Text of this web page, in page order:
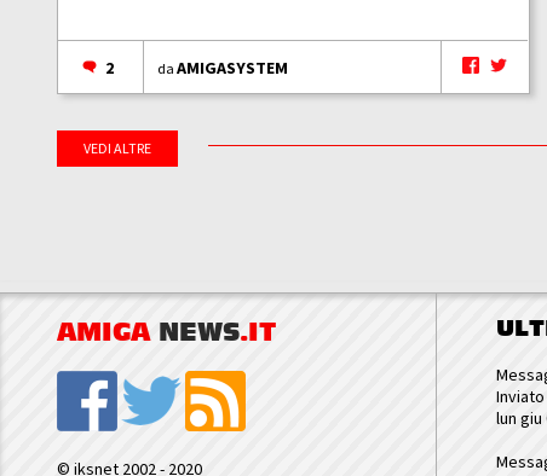
2 daAMIGASYSTEM
VEDI ALTRE
AMIGA NEWS.IT
© iksnet 2002 - 2020
lun giu